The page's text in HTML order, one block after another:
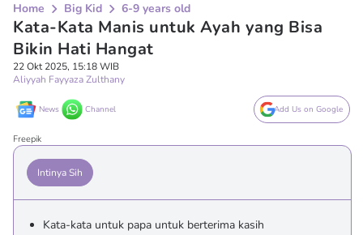
Home Big Kid 6-9 years old
Kata-Kata Manis untuk Ayah yang Bisa
Bikin Hati Hangat
22 Okt 2025, 15:18 WIB
Aliyyah Fayyaza Zulthany
News Channel Add Us on Google
Freepik
Intinya Sih
Kata-kata untuk papa untuk berterima kasih